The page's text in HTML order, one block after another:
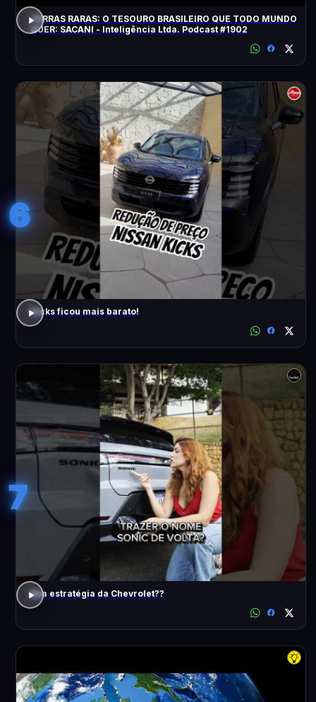
TERRAS RARAS: O TESOURO BRASILEIRO QUE TODO MUNDO
QUER: SACANI - Inteligência Ltda. Podcast #1902
6
Kicks ficou mais barato!
7
Boa estratégia da Chevrolet??